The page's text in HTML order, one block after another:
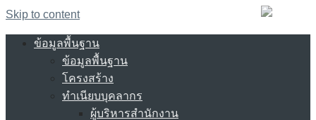
Skip to content
ข้อมูลพื้นฐาน
ข้อมูลพื้นฐาน
โครงสร้าง
ทำเนียบบุคลากร
ผู้บริหารสำนักงาน